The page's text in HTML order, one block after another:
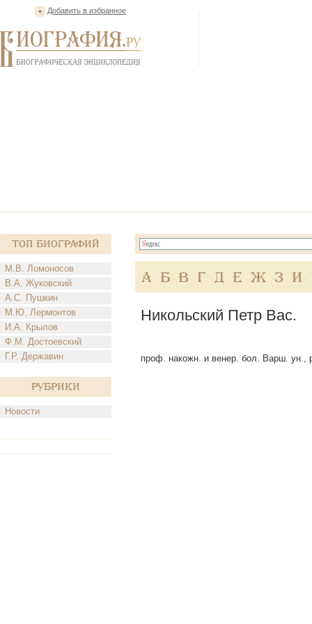
Добавить в избранное
Топ Биографий
М.В. Ломоносов
В.А. Жуковский
А.С. Пушкин
М.Ю. Лермонтов
И.А. Крылов
Ф.М. Достоевский
Г.Р. Державин
Рубрики
Новости
А Б В Г Д Е Ж З И
Никольский Петр Вас.
проф. накожн. и венер. бол. Варш. ун.,